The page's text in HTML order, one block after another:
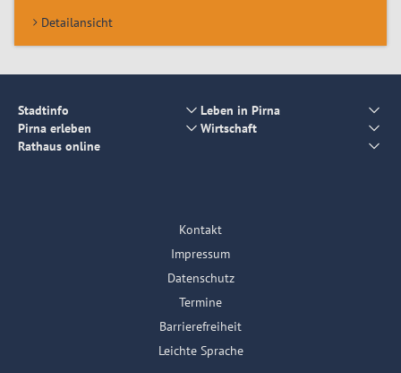
Detailansicht
Stadtinfo
Leben in Pirna
Pirna erleben
Wirtschaft
Rathaus online
Kontakt
Impressum
Datenschutz
Termine
Barrierefreiheit
Leichte Sprache